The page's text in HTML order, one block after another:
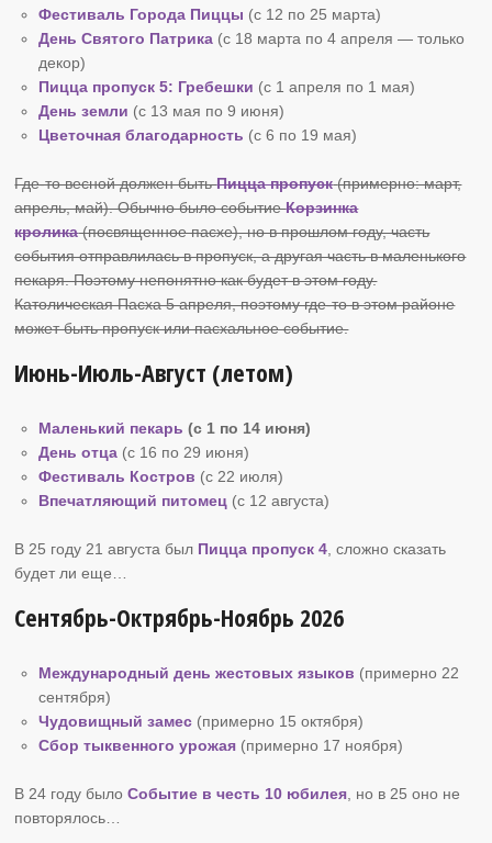
Фестиваль Города Пиццы (с 12 по 25 марта)
День Святого Патрика (с 18 марта по 4 апреля — только
декор)
Пицца пропуск 5: Гребешки (с 1 апреля по 1 мая)
День земли (с 13 мая по 9 июня)
Цветочная благодарность (с 6 по 19 мая)
Где-то весной должен бытьПицца пропуск (примерно: март,
апрель, май). Обычно было событиеКорзинка
кролика(посвященное пасхе), но в прошлом году, часть
события отправлилась в пропуск, а другая часть в маленького
пекаря. Поэтому непонятно как будет в этом году.
Католическая Пасха 5 апреля, поэтому где-то в этом районе
может быть пропуск или пасхальное событие.
Июнь-Июль-Август (летом)
Маленький пекарь (с 1 по 14 июня)
День отца (с 16 по 29 июня)
Фестиваль Костров (c 22 июля)
Впечатляющий питомец (c 12 августа)
В 25 году 21 августа был Пицца пропуск 4 , сложно сказать
будет ли еще…
Сентябрь-Октрябрь-Ноябрь 2026
Международный день жестовых языков (примерно 22
сентября)
Чудовищный замес (примерно 15 октября)
Сбор тыквенного урожая (примерно 17 ноября)
В 24 году былоСобытие в честь 10 юбилея , но в 25 оно не
повторялось…